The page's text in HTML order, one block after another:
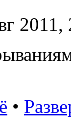
2011,
•